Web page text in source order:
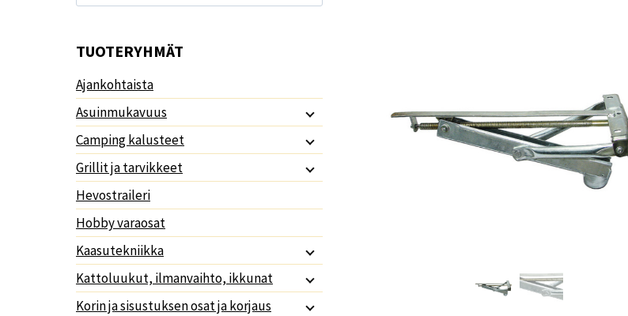
TUOTERYHMÄT
Ajankohtaista
Asuinmukavuus
Camping kalusteet
Grillit ja tarvikkeet
Hevostraileri
Hobby varaosat
Kaasutekniikka
Kattoluukut, ilmanvaihto, ikkunat
Korin ja sisustuksen osat ja korjaus